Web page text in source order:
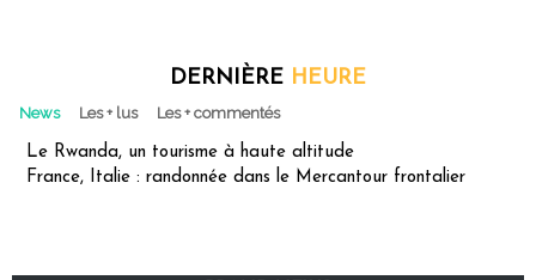
DERNIÈRE HEURE
News Les + lus Les + commentés
Le Rwanda, un tourisme à haute altitude
France, Italie : randonnée dans le Mercantour frontalier